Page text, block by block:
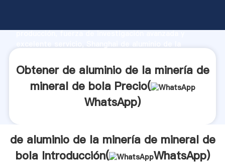
producción, fuerza de investigación avanzada y
aporta valores a todos los clientes.
Obtener de aluminio de la minería de
mineral de bola Precio(
WhatsApp)
de aluminio de la minería de mineral de
bola Introducción(
WhatsApp)